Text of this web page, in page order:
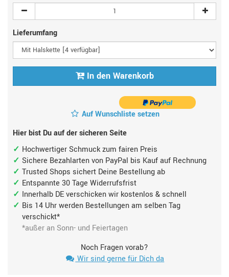
Lieferumfang
In den Warenkorb
Auf Wunschliste setzen
Hier bist Du auf der sicheren Seite
Hochwertiger Schmuck zum fairen Preis
Sichere Bezahlarten von PayPal bis Kauf auf Rechnung
Trusted Shops sichert Deine Bestellung ab
Entspannte 30 Tage Widerrufsfrist
Innerhalb DE verschicken wir kostenlos & schnell
Bis 14 Uhr werden Bestellungen am selben Tag
verschickt*
*außer an Sonn- und Feiertagen
Noch Fragen vorab?
Wir sind gerne für Dich da